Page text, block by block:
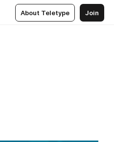
About Teletype Join